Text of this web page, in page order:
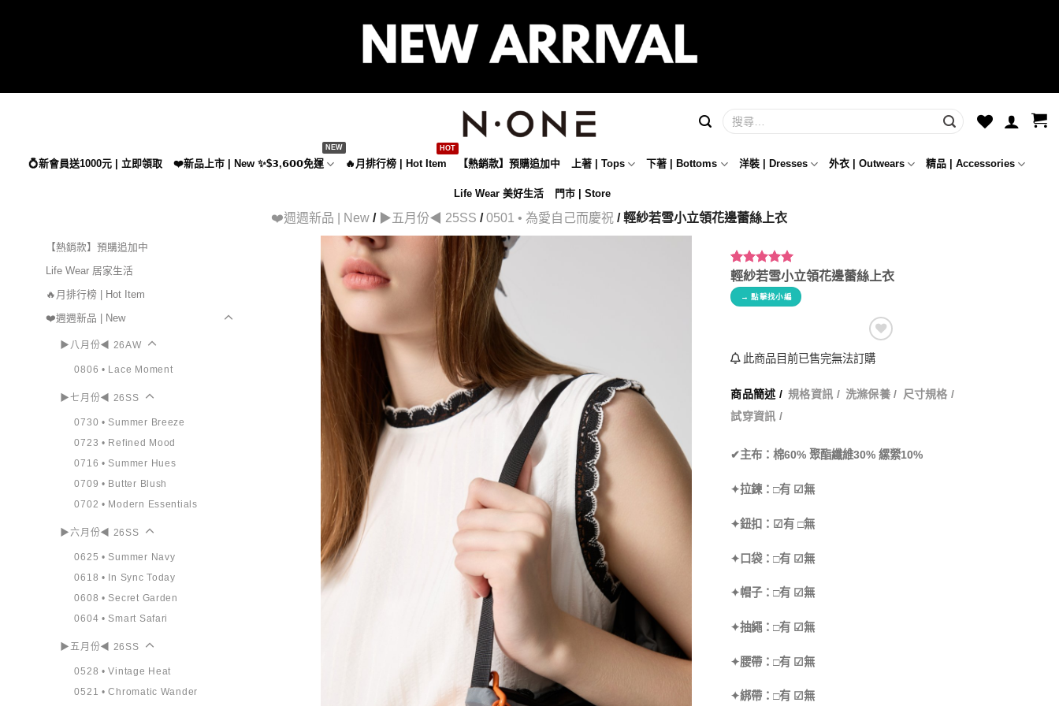
💍新會員送1000元 | 立即領取 ❤️新品上市 | New ✨$𝟯,𝟲𝟬𝟬免運 🔥月排行榜 | Hot Item 【熱銷款】預購追加中 上著 | Tops 下著 | Bottoms 洋裝 | Dresses 外衣 | Outwears 精品 | Accessories
Life Wear 美好生活 門市 | Store
❤️週週新品 | New / ▶五月份◀ 25SS /0501 • 為愛自己而慶祝 / 輕紗若雪小立領花邊蕾絲上衣
評分5.00/
5，已有
3
位
顧客進行評
輕紗若雪小立領花邊蕾絲上衣
→ 點擊找小編
此商品目前已售完無法訂購
商品簡述 / 規格資訊 / 洗滌保養 / 尺寸規格 /
試穿資訊 /
✔主布：棉60% 聚酯纖維30% 縲縈10%
✦拉鍊：□有 ☑無
✦鈕扣：☑有 □無
✦口袋：□有 ☑無
✦帽子：□有 ☑無
✦抽繩：□有 ☑無
✦腰帶：□有 ☑無
✦綁帶：□有 ☑無
【熱銷款】預購追加中
Life Wear 居家生活
🔥月排行榜 | Hot Item
❤️週週新品 | New
▶八月份◀ 26AW
0806 • Lace Moment
▶七月份◀ 26SS
0730 • Summer Breeze
0723 • Refined Mood
0716 • Summer Hues
0709 • Butter Blush
0702 • Modern Essentials
▶六月份◀ 26SS
0625 • Summer Navy
0618 • In Sync Today
0608 • Secret Garden
0604 • Smart Safari
▶五月份◀ 26SS
0528 • Vintage Heat
0521 • Chromatic Wander